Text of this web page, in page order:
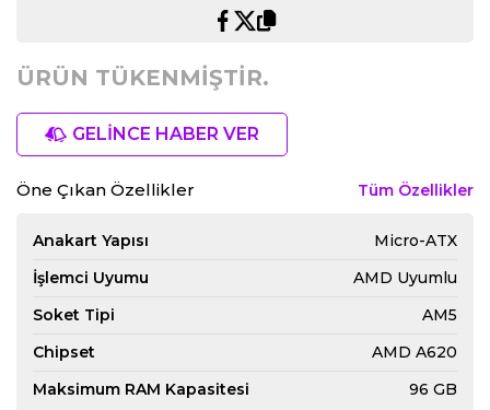
ÜRÜN TÜKENMİŞTİR.
GELİNCE HABER VER
Öne Çıkan Özellikler Tüm Özellikler
Anakart Yapısı
Micro-ATX
İşlemci Uyumu
AMD Uyumlu
Soket Tipi
AM5
Chipset
AMD A620
Maksimum RAM Kapasitesi
96 GB